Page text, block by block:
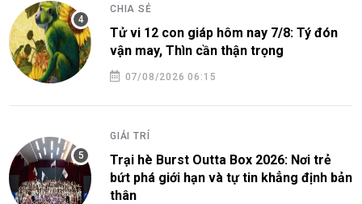
CHIA SẺ
Tử vi 12 con giáp hôm nay 7/8: Tý đón
vận may, Thìn cần thận trọng
07/08/2026 06:15
GIẢI TRÍ
Trại hè Burst Outta Box 2026: Nơi trẻ
bứt phá giới hạn và tự tin khẳng định bản
thân